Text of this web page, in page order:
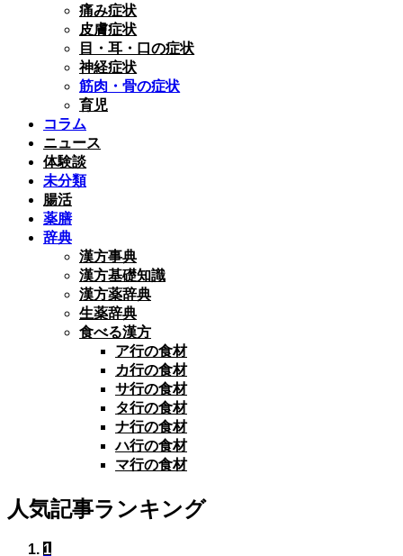
痛み症状
皮膚症状
目・耳・口の症状
神経症状
筋肉・骨の症状
育児
コラム
ニュース
体験談
未分類
腸活
薬膳
辞典
漢方事典
漢方基礎知識
漢方薬辞典
生薬辞典
食べる漢方
ア行の食材
カ行の食材
サ行の食材
タ行の食材
ナ行の食材
ハ行の食材
マ行の食材
人気記事ランキング
1